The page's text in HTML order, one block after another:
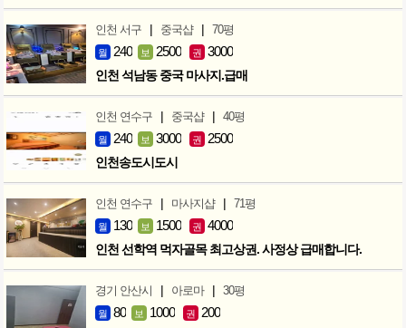
인천 서구 | 중국샵 | 70평
월 240 보 2500 권 3000
인천 석남동 중국 마사지.급매
인천 연수구 | 중국샵 | 40평
월 240 보 3000 권 2500
인천송도시도시
인천 연수구 | 마사지샵 | 71평
월 130 보 1500 권 4000
인천 선학역 먹자골목 최고상권. 사정상 급매합니다.
경기 안산시 | 아로마 | 30평
월 80 보 1000 권 200